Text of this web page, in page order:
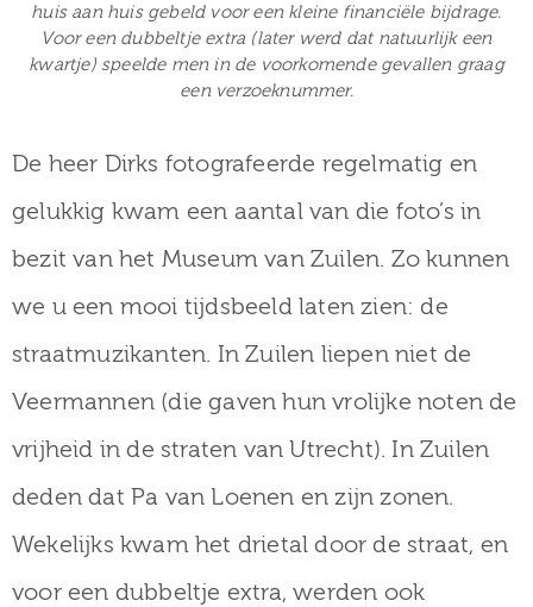
huis aan huis gebeld voor een kleine financiële bijdrage.
Voor een dubbeltje extra (later werd dat natuurlijk een
kwartje) speelde men in de voorkomende gevallen graag
een verzoeknummer.
De heer Dirks fotografeerde regelmatig en
gelukkig kwam een aantal van die foto’s in
bezit van het Museum van Zuilen. Zo kunnen
we u een mooi tijdsbeeld laten zien: de
straatmuzikanten. In Zuilen liepen niet de
Veermannen (die gaven hun vrolijke noten de
vrijheid in de straten van Utrecht). In Zuilen
deden dat Pa van Loenen en zijn zonen.
Wekelijks kwam het drietal door de straat, en
voor een dubbeltje extra, werden ook